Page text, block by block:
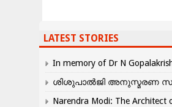
LATEST STORIES
In memory of Dr N
ശിശുപാൽജി അനുസ്മരണ
Narendra Modi: The Architect